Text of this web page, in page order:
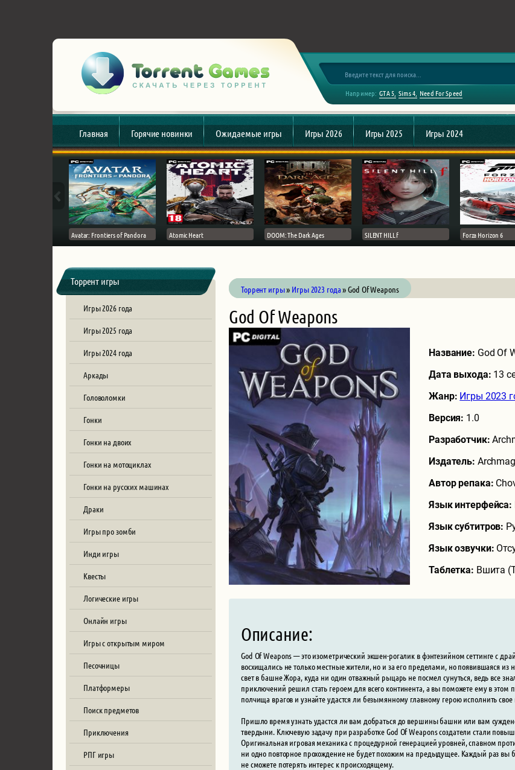
Например: GTA 5 Sims 4 Need For Speed
Главная Горячие новинки Ожидаемые игры Игры 2026 Игры 2025 Игры 2024
Avatar: Frontiers of Pandora Atomic Heart DOOM: The Dark Ages SILENT HILL f Forza Horizon 6
Торрент игры
Игры 2026 года
Игры 2025 года
Игры 2024 года
Аркады
Головоломки
Гонки
Гонки на двоих
Гонки на мотоциклах
Гонки на русских машинах
Драки
Игры про зомби
Инди игры
Квесты
Логические игры
Онлайн игры
Игры с открытым миром
Песочницы
Платформеры
Поиск предметов
Приключения
РПГ игры
Торрент игры» Игры 2023 года» God Of Weapons
God Of Weapons
Название: God Of
Дата выхода: 13
Жанр: Игры 2023
Версия: 1.0
Разработчик:
Издатель:
Автор репака:
Язык интерфейса:
Язык субтитров:
Язык озвучки:
Таблетка: Вшита
Описание:
God Of Weapons — это изометрический экшен-рогалик в фэнтезийном сеттинге с
восхищались не только местные жители, но и за его пределами, но появившаяся из
свет в башне Жора, куда ни один отважный рыцарь не посмел сунуться, ведь все
приключений решил стать героем для всего континента, а вы поможете ему в этом
полчища врагов и узнайте удастся ли безымянному главному герою исполнить
Пришло время узнать удастся ли вам добраться до вершины башни или вам
твердыни. Ключевую задачу при разработке God Of Weapons создатели стали
Оригинальная игровая механика с процедурной генерацией уровней, спавном
ни одно повторное прохождение не будет похожим на предыдущее. Каждый раз вы
не сможете потерять интерес к происходящему.